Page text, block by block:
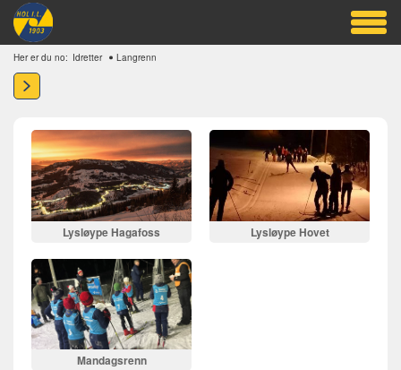
Her er du no: Idretter Langrenn
Lysløype Hagafoss Lysløype Hovet
Mandagsrenn